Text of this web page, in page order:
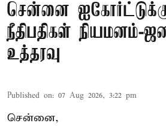
சென்னை
நீதிபதிகள் நியமனம்-
உத்தரவு
Published on: 07 Aug 2026, 3:22 pm
சென்னை,